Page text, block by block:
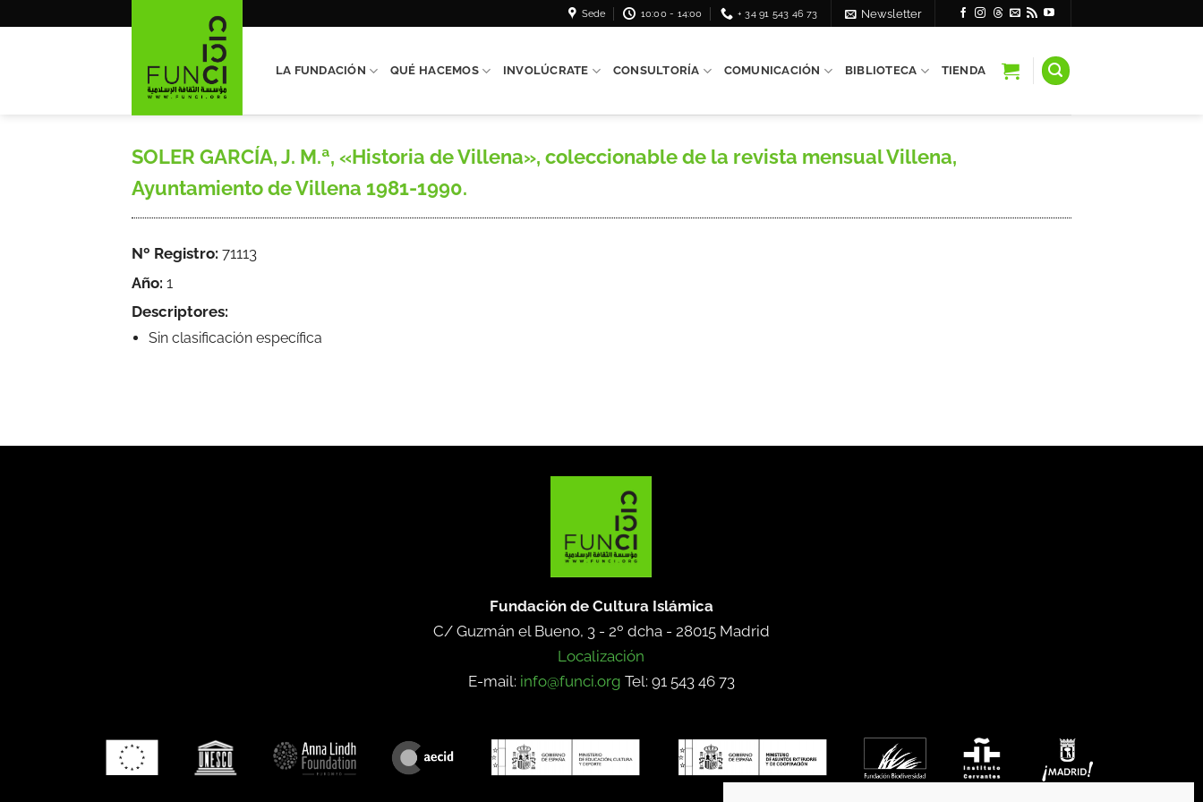
Sede 10:00 - 14:00 + 34 91 543 46 73 Newsletter
LA FUNDACIÓN QUÉ HACEMOS INVOLÚCRATE CONSULTORÍA COMUNICACIÓN BIBLIOTECA TIENDA
SOLER GARCÍA, J. M.ª, «Historia de Villena», coleccionable de la revista mensual Villena,
Ayuntamiento de Villena 1981-1990.
Nº Registro: 71113
Año: 1
Descriptores:
Sin clasificación específica
Fundación de Cultura Islámica
C/ Guzmán el Bueno, 3 - 2º dcha - 28015 Madrid
Localización
E-mail: info@funci.org Tel: 91 543 46 73